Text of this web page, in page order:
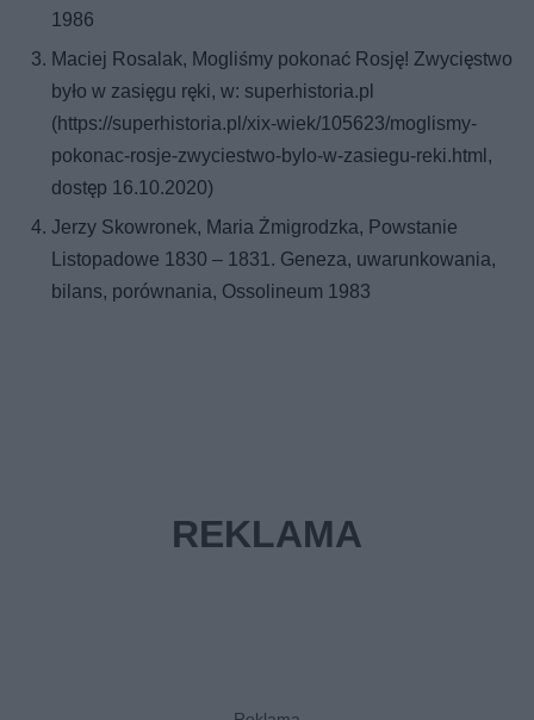
1986
Maciej Rosalak, Mogliśmy pokonać Rosję! Zwycięstwo
było w zasięgu ręki, w: superhistoria.pl
(https://superhistoria.pl/xix-wiek/105623/moglismy-
pokonac-rosje-zwyciestwo-bylo-w-zasiegu-reki.html,
dostęp 16.10.2020)
Jerzy Skowronek, Maria Żmigrodzka, Powstanie
Listopadowe 1830 – 1831. Geneza, uwarunkowania,
bilans, porównania, Ossolineum 1983